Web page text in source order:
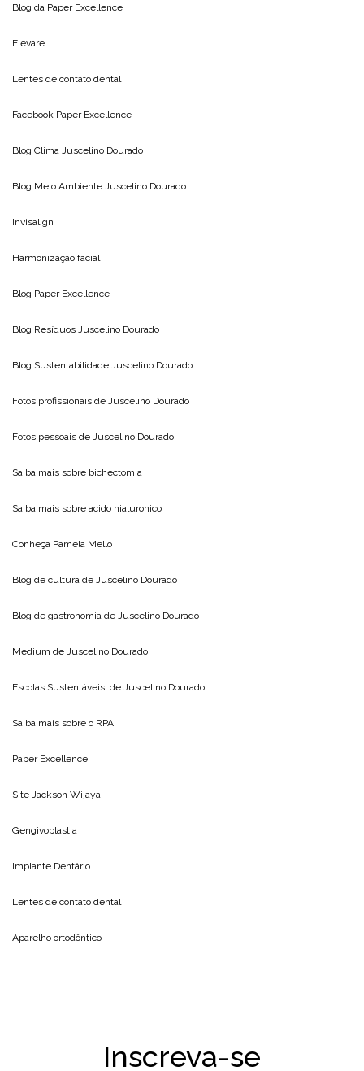
Blog da Paper Excellence
Elevare
Lentes de contato dental
Facebook Paper Excellence
Blog Clima Juscelino Dourado
Blog Meio Ambiente Juscelino Dourado
Invisalign
Harmonização facial
Blog Paper Excellence
Blog Resíduos Juscelino Dourado
Blog Sustentabilidade Juscelino Dourado
Fotos profissionais de Juscelino Dourado
Fotos pessoais de Juscelino Dourado
Saiba mais sobre bichectomia
Saiba mais sobre acido hialuronico
Conheça Pamela Mello
Blog de cultura de Juscelino Dourado
Blog de gastronomia de Juscelino Dourado
Medium de Juscelino Dourado
Escolas Sustentáveis, de Juscelino Dourado
Saiba mais sobre o RPA
Paper Excellence
Site Jackson Wijaya
Gengivoplastia
Implante Dentário
Lentes de contato dental
Aparelho ortodôntico
Inscreva-se